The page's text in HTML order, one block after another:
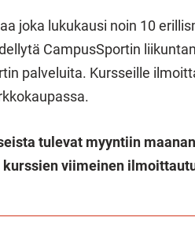
joka lukukausi noin 10
CampusSportin
palveluita. Kursseille
tulevat myyntiin
viimeinen